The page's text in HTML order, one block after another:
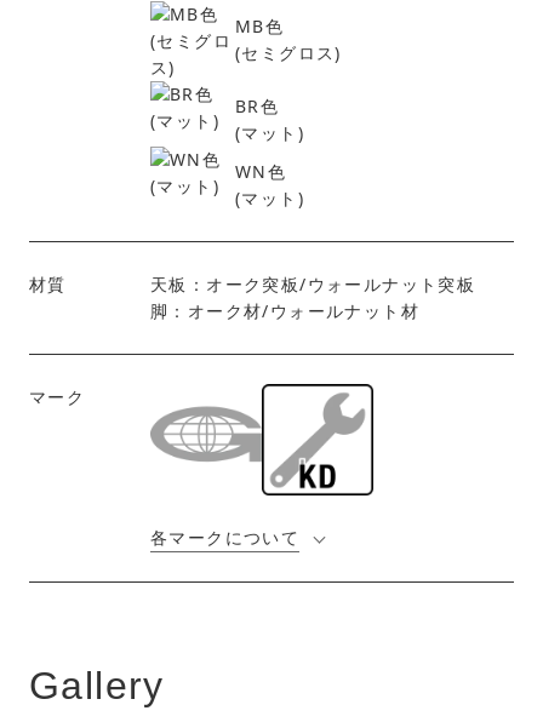
MB色
(セミグロス)
BR色
(マット)
WN色
(マット)
材質
天板：オーク突板/ウォールナット突板
脚：オーク材/ウォールナット材
マーク
各マークについて
Gallery